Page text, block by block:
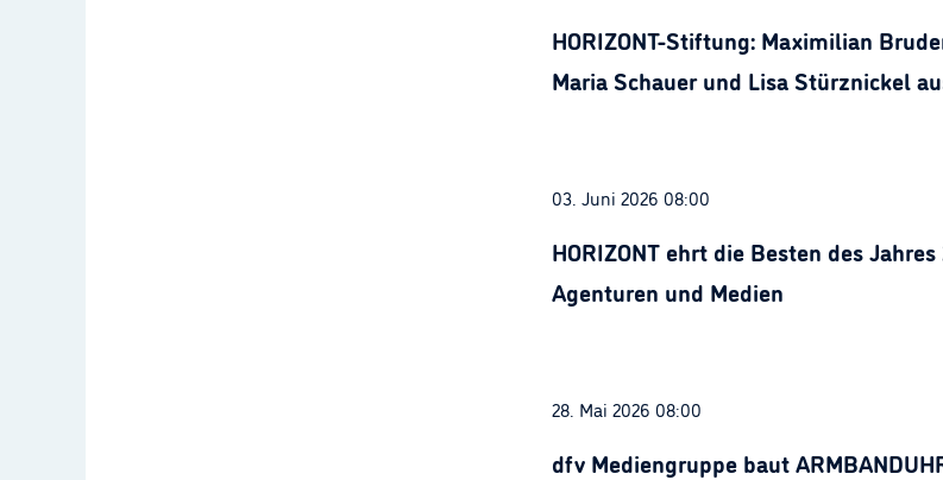
HORIZONT-Stiftung: Maximilian
Maria Schauer und Lisa Stürznickel
03. Juni 2026 08:00
HORIZONT ehrt die Besten des
Agenturen und Medien
28. Mai 2026 08:00
dfv Mediengruppe baut